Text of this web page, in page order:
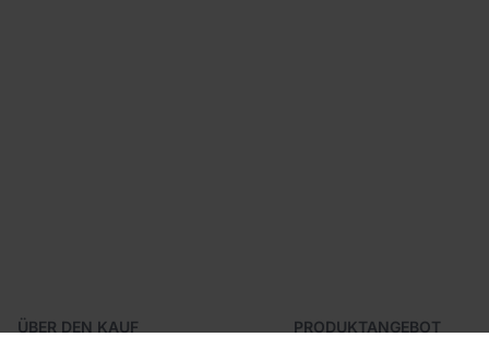
ÜBER DEN KAUF
PRODUKTANGEBOT